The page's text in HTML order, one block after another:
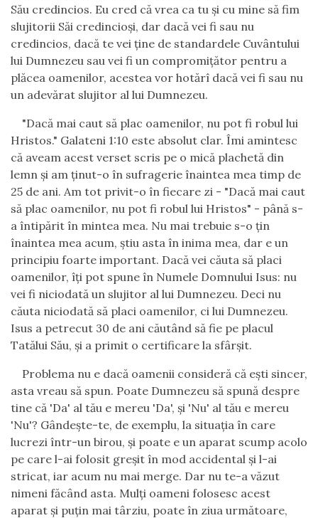
Său credincios. Eu cred că vrea ca tu şi cu mine să fim
slujitorii Săi credincioşi, dar dacă vei fi sau nu
credincios, dacă te vei ţine de standardele Cuvântului
lui Dumnezeu sau vei fi un compromiţător pentru a
plăcea oamenilor, acestea vor hotărî dacă vei fi sau nu
un adevărat slujitor al lui Dumnezeu.
"Dacă mai caut să plac oamenilor, nu pot fi robul lui
Hristos." Galateni 1:10 este absolut clar. Îmi amintesc
că aveam acest verset scris pe o mică plachetă din
lemn şi am ţinut-o în sufragerie înaintea mea timp de
25 de ani. Am tot privit-o în fiecare zi - "Dacă mai caut
să plac oamenilor, nu pot fi robul lui Hristos" - până s-
a întipărit în mintea mea. Nu mai trebuie s-o ţin
înaintea mea acum, ştiu asta în inima mea, dar e un
principiu foarte important. Dacă vei căuta să placi
oamenilor, îţi pot spune în Numele Domnului Isus: nu
vei fi niciodată un slujitor al lui Dumnezeu. Deci nu
căuta niciodată să placi oamenilor, ci lui Dumnezeu.
Isus a petrecut 30 de ani căutând să fie pe placul
Tatălui Său, şi a primit o certificare la sfârşit.
Problema nu e dacă oamenii consideră că eşti sincer,
asta vreau să spun. Poate Dumnezeu să spună despre
tine că 'Da' al tău e mereu 'Da', şi 'Nu' al tău e mereu
'Nu'? Gândeşte-te, de exemplu, la situaţia în care
lucrezi într-un birou, şi poate e un aparat scump acolo
pe care l-ai folosit greşit în mod accidental şi l-ai
stricat, iar acum nu mai merge. Dar nu te-a văzut
nimeni făcând asta. Mulţi oameni folosesc acest
aparat şi puţin mai târziu, poate în ziua următoare,